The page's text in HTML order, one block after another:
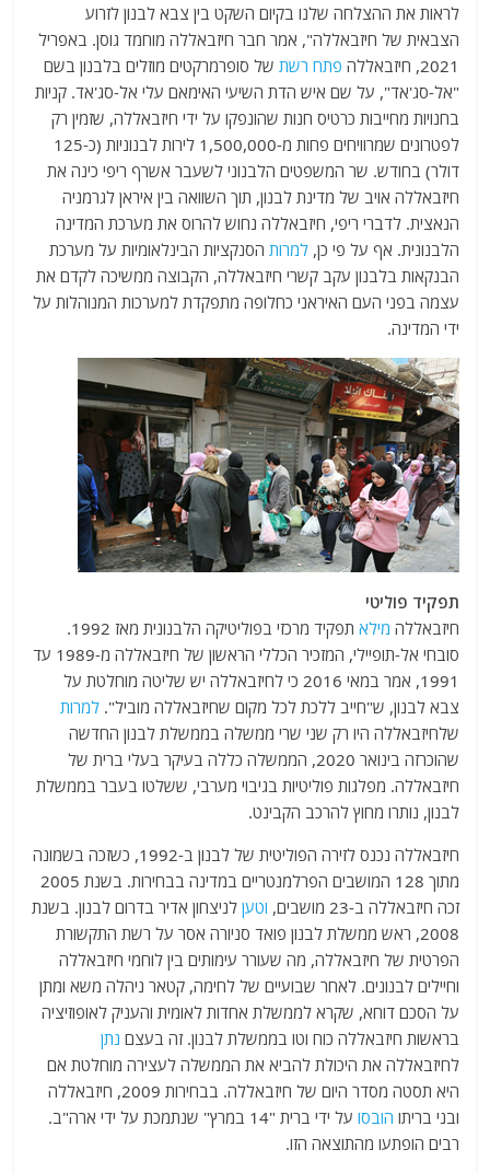
לראות את ההצלחה שלנו בקיום השקט בין צבא לבנון לזרוע
הצבאית של חיזבאללה", אמר חבר חיזבאללה מוחמד גוסן. באפריל
2021, חיזבאללה
פתח רשת של סופרמרקטים מוזלים בלבנון בשם
"אל-סג'אד", על שם איש הדת השיעי האימאם עלי אל-סג'אד. קניות
בחנויות מחייבות כרטיס חנות שהונפקו על ידי חיזבאללה, שזמין רק
לפטרונים שמרוויחים פחות מ-1,500,000 לירות לבנוניות (כ-125
דולר) בחודש. שר המשפטים הלבנוני לשעבר אשרף ריפי כינה את
חיזבאללה אויב של מדינת לבנון, תוך השוואה בין איראן לגרמניה
הנאצית. לדברי ריפי, חיזבאללה נחוש להרוס את מערכת המדינה
הלבנונית. אף על פי כן,למרות הסנקציות הבינלאומיות על מערכת
הבנקאות בלבנון עקב קשרי חיזבאללה, הקבוצה ממשיכה לקדם את
עצמה בפני העם האיראני כחלופה מתפקדת למערכות המנוהלות על
ידי המדינה.
תפקיד פוליטי
חיזבאללה מילא
תפקיד מרכזי בפוליטיקה הלבנונית מאז 1992.
סובחי אל-תופיילי, המזכיר הכללי הראשון של חיזבאללה מ-1989 עד
1991, אמר במאי 2016 כי לחיזבאללה יש שליטה מוחלטת על
צבא לבנון, ש"חייב ללכת לכל מקום שחיזבאללה מוביל".למרות
שלחיזבאללה היו רק שני שרי ממשלה בממשלת לבנון החדשה
שהוכרזה בינואר 2020, הממשלה כללה בעיקר בעלי ברית של
חיזבאללה. מפלגות פוליטיות בגיבוי מערבי, ששלטו בעבר בממשלת
לבנון, נותרו מחוץ להרכב הקבינט.
חיזבאללה נכנס לזירה הפוליטית של לבנון ב-1992, כשזכה בשמונה
מתוך 128 המושבים הפרלמנטריים במדינה בבחירות. בשנת 2005
זכה חיזבאללה ב-23 מושבים,
וטען לניצחון אדיר בדרום לבנון. בשנת
2008, ראש ממשלת לבנון פואד סניורה אסר על רשת התקשורת
הפרטית של חיזבאללה, מה שעורר עימותים בין לוחמי חיזבאללה
וחיילים לבנונים. לאחר שבועיים של לחימה, קטאר ניהלה משא ומתן
על הסכם דוחא, שקרא לממשלת אחדות לאומית והעניק לאופוזיציה
בראשות חיזבאללה כוח וטו בממשלת לבנון. זה בעצם נתן
לחיזבאללה את היכולת להביא את הממשלה לעצירה מוחלטת אם
היא תסטה מסדר היום של חיזבאללה. בבחירות 2009, חיזבאללה
ובני בריתו הובסו
על ידי ברית "14 במרץ" שנתמכת על ידי ארה"ב.
רבים הופתעו מהתוצאה הזו.